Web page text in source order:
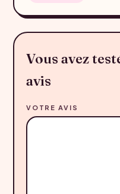
Vous avez
avis
VOTRE AVIS